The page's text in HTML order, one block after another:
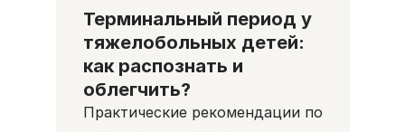
Терминальный период у
тяжелобольных детей:
как распознать и
облегчить?
Практические рекомендации по